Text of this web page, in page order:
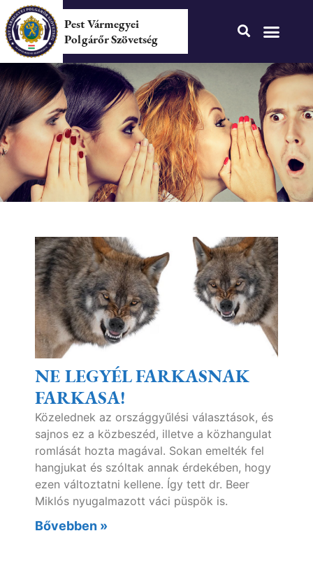
Pest Vármegyei
Polgárőr Szövetség
NE LEGYÉL FARKASNAK
FARKASA!
Közelednek az országgyűlési választások, és
sajnos ez a közbeszéd, illetve a közhangulat
romlását hozta magával. Sokan emelték fel
hangjukat és szóltak annak érdekében, hogy
ezen változtatni kellene. Így tett dr. Beer
Miklós nyugalmazott váci püspök is.
Bővebben »